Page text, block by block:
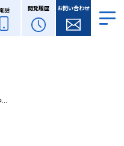
話 閲覧履歴 お問い合わせ
...